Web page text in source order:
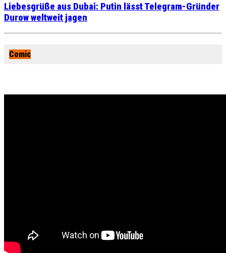
Liebesgrüße aus Dubai: Putin lässt Telegram-Gründer
Durow weltweit jagen
Comic